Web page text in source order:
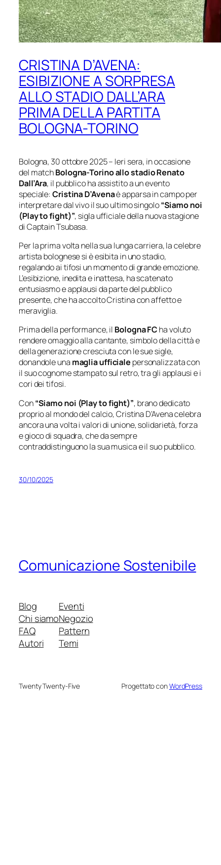
CRISTINA D’AVENA:
ESIBIZIONE A SORPRESA
ALLO STADIO DALL’ARA
PRIMA DELLA PARTITA
BOLOGNA-TORINO
Bologna, 30 ottobre 2025 – Ieri sera, in occasione
del matchBologna-Torino allo stadio Renato
Dall’Ara, il pubblico ha assistito a un evento
speciale:Cristina D’Avenaè apparsa in campo per
interpretare dal vivo il suo ultimo singolo“Siamo noi
(Play to fight)”, sigla ufficiale della nuova stagione
diCaptain Tsubasa.
Per la prima volta nella sua lunga carriera, la celebre
artista bolognese si è esibita in uno stadio,
regalando ai tifosi un momento di grande emozione.
L’esibizione, inedita e inattesa, ha scatenato
entusiasmo e applausi da parte del pubblico
presente, che ha accolto Cristina con affetto e
meraviglia.
Prima della performance, il Bologna FCha voluto
rendere omaggio alla cantante, simbolo della città e
della generazione cresciuta con le sue sigle,
donandole una maglia ufficiale personalizzata con
il suo cognome stampato sul retro, tra gli applausi e i
cori dei tifosi.
Con“Siamo noi (Play to fight)”, brano dedicato
proprio al mondo del calcio, Cristina D’Avena celebra
ancora una volta i valori di unione, solidarietà, forza
e gioco di squadra,che da sempre
contraddistinguono la sua musica e il suo pubblico.
30/10/2025
Comunicazione Sostenibile
Blog
Chi siamo
FAQ
Autori
Eventi
Negozio
Pattern
Temi
Twenty Twenty-Five Progettato conWordPress